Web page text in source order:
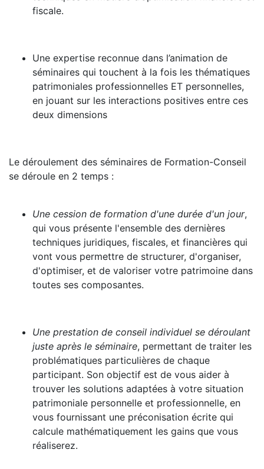
fiscale.
Une expertise reconnue dans l’animation de
séminaires qui touchent à la fois les thématiques
patrimoniales professionnelles ET personnelles,
en jouant sur les interactions positives entre ces
deux dimensions
Le déroulement des séminaires de Formation-Conseil
se déroule en 2 temps :
Une cession de formation d'une durée d'un jour,
qui vous présente l'ensemble des dernières
techniques juridiques, fiscales, et financières qui
vont vous permettre de structurer, d'organiser,
d'optimiser, et de valoriser votre patrimoine dans
toutes ses composantes.
Une prestation de conseil individuel se déroulant
juste après le séminaire, permettant de traiter les
problématiques particulières de chaque
participant. Son objectif est de vous aider à
trouver les solutions adaptées à votre situation
patrimoniale personnelle et professionnelle, en
vous fournissant une préconisation écrite qui
calcule mathématiquement les gains que vous
réaliserez.